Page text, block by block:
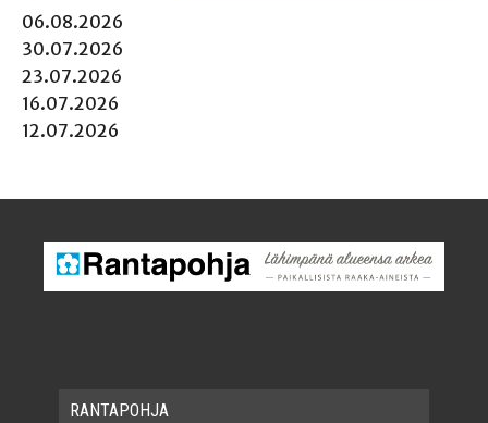
06.08.2026
30.07.2026
23.07.2026
16.07.2026
12.07.2026
RAN­TA­POH­JA